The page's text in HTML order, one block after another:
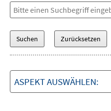
ASPEKT AUSWÄHLEN: